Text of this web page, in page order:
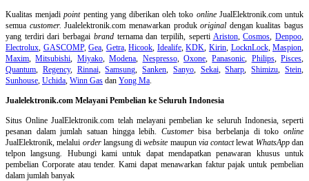
Kualitas menjadipointpenting yang diberikan oleh toko onlineJualElektronik.com untuk
semua customer. Jualelektronik.com menawarkan produkoriginal dengan kualitas bagus
yang terdiri dari berbagai brandternama dan terpilih, seperti Ariston,Cosmos,Denpoo,
Electrolux, GASCOMP,Gea, Getra,Hicook, Idealife,KDK, Kirin, LocknLock,Maspion,
Maxim,Mitsubishi, Miyako,Modena, Nespresso, Oxone,Panasonic, Philips, Pisces,
Quantum, Regency, Rinnai,Samsung,Sanken, Sanyo, Sekai,Sharp,Shimizu,Stein,
Sunhouse, Uchida, Winn Gas dan Yong Ma.
Jualelektronik.com Melayani Pembelian ke Seluruh Indonesia
Situs Online JualElektronik.com telah melayani pembelian ke seluruh Indonesia, seperti
pesanan dalam jumlah satuan hingga lebih. Customerbisa berbelanja di tokoonline
JualElektronik, melalui orderlangsung diwebsite maupun via contactlewat WhatsAppdan
telpon langsung. Hubungi kami untuk dapat mendapatkan penawaran khusus untuk
pembelian Corporate atau tender. Kami dapat menawarkan faktur pajak untuk pembelian
dalam jumlah banyak